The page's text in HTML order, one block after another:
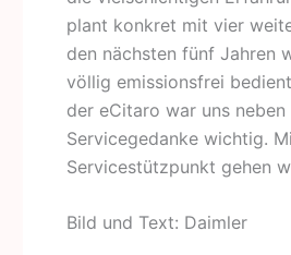
plant konkret mit vier
den nächsten fünf Jahren
völlig emissionsfrei
der eCitaro war uns
Servicegedanke wichtig.
Servicestützpunkt gehen
Bild und Text: Daimler